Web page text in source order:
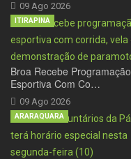
09 Ago 2026
Broa Recebe Programação
Esportiva Com Co…
09 Ago 2026
ITIRAPINA
ARARAQUARA